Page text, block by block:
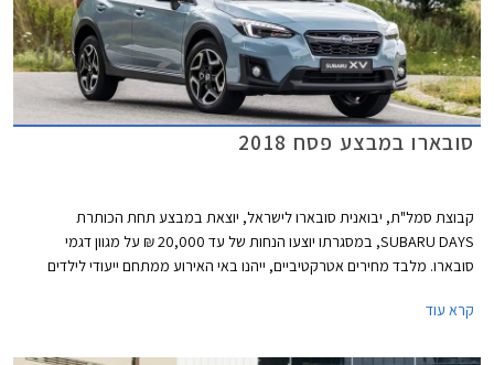
סובארו במבצע פסח 2018
קבוצת סמל"ת, יבואנית סובארו לישראל, יוצאת במבצע תחת הכותרת
SUBARU DAYS, במסגרתו יוצעו הנחות של עד 20,000 ₪ על מגוון דגמי
סובארו. מלבד מחירים אטרקטיביים, ייהנו באי האירוע ממתחם ייעודי לילדים
קרא עוד